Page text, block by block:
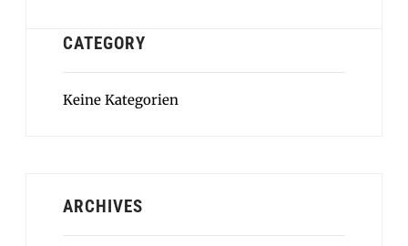
CATEGORY
Keine Kategorien
ARCHIVES